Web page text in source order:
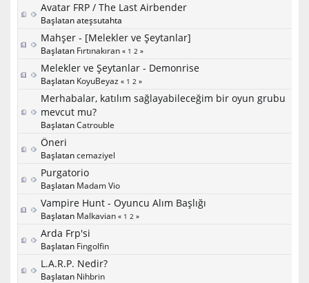
Avatar FRP / The Last Airbender
Başlatan ateşsutahta
Mahşer - [Melekler ve Şeytanlar]
Başlatan Fırtınakıran « 1 2 »
Melekler ve Şeytanlar - Demonrise
Başlatan KoyuBeyaz « 1 2 »
Merhabalar, katılım sağlayabileceğim bir oyun grubu
mevcut mu?
BaşlatanCatrouble
Öneri
Başlatancemaziyel
Purgatorio
Başlatan Madam Vio
Vampire Hunt - Oyuncu Alım Başlığı
Başlatan Malkavian « 1 2 »
Arda Frp'si
Başlatan Fingolfin
L.A.R.P. Nedir?
Başlatan Nihbrin